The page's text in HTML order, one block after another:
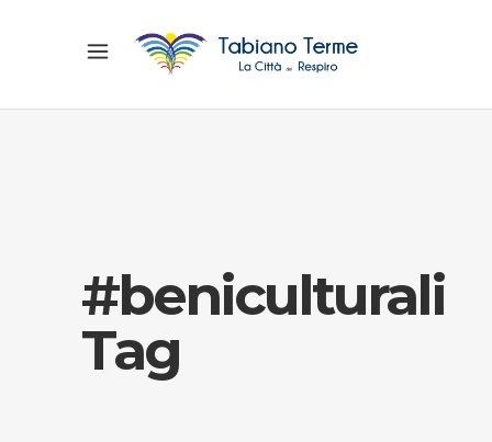
#beniculturali
Tag